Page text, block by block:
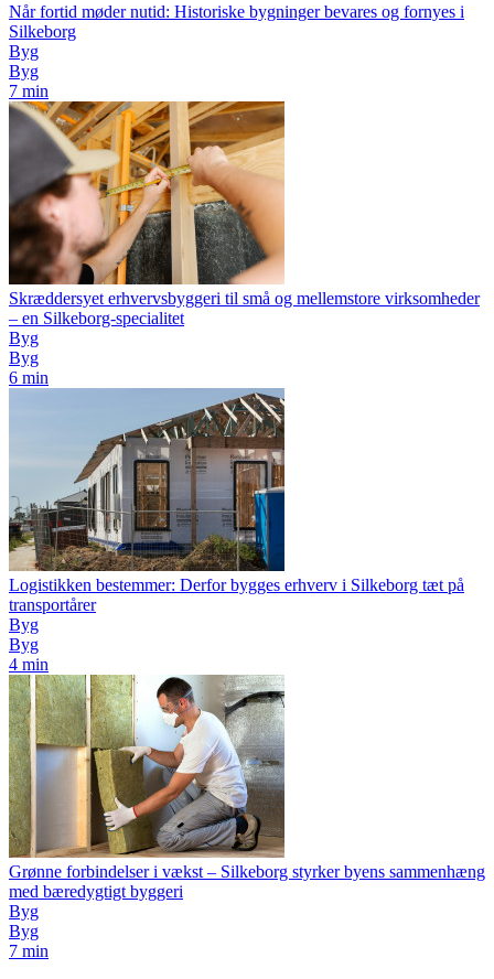
Når fortid møder nutid: Historiske bygninger bevares og fornyes i
Silkeborg
Byg
Byg
7 min
Skræddersyet erhvervsbyggeri til små og mellemstore virksomheder
– en Silkeborg-specialitet
Byg
Byg
6 min
Logistikken bestemmer: Derfor bygges erhverv i Silkeborg tæt på
transportårer
Byg
Byg
4 min
Grønne forbindelser i vækst – Silkeborg styrker byens sammenhæng
med bæredygtigt byggeri
Byg
Byg
7 min